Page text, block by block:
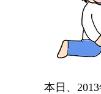
本日、